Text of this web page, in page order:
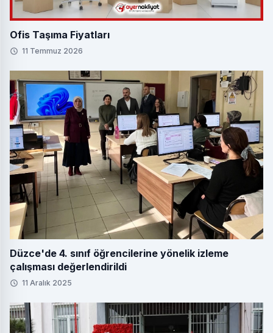
Ofis Taşıma Fiyatları
11 Temmuz 2026
Düzce'de 4. sınıf öğrencilerine yönelik izleme
çalışması değerlendirildi
11 Aralık 2025